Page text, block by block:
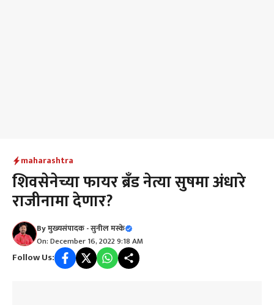
maharashtra
शिवसेनेच्या फायर ब्रँड नेत्या सुषमा अंधारे
राजीनामा देणार?
Byमुख्यसंपादक - सुनील मस्के
On: December 16, 2022 9:18 AM
Follow Us: